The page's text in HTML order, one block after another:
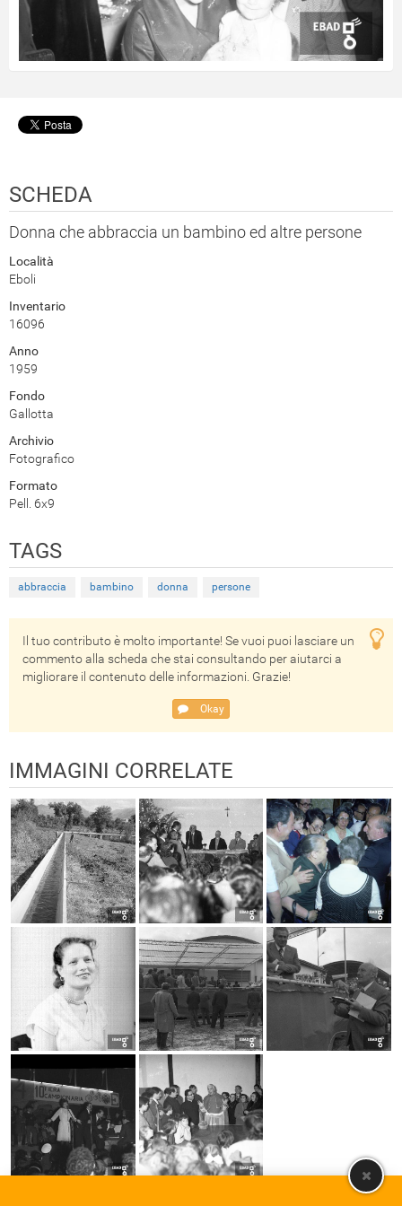
SCHEDA
Donna che abbraccia un bambino ed altre persone
Località
Eboli
Inventario
16096
Anno
1959
Fondo
Gallotta
Archivio
Fotografico
Formato
Pell. 6x9
TAGS
abbraccia bambino donna persone
Il tuo contributo è molto importante! Se vuoi puoi lasciare un
commento alla scheda che stai consultando per aiutarci a
migliorare il contenuto delle informazioni. Grazie!
Okay
IMMAGINI CORRELATE